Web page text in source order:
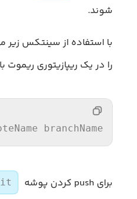
شوند.
را در یک ریپازیتوری ریموت
branchName
برای push کردن پوشه